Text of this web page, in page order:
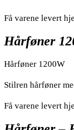
Få varene levert
Hårføner
Hårføner 1200W
Stilren hårføner
Få varene levert